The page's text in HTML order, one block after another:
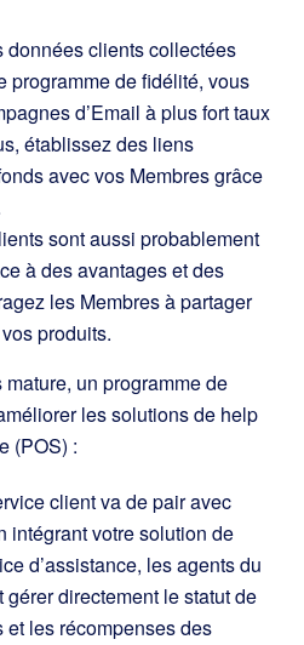
données clients collectées
programme de fidélité, vous
d’Email à plus fort taux
établissez des liens
avec vos Membres grâce
sont aussi probablement
à des avantages et des
les Membres à partager
produits.
un programme de
les solutions de help
(POS) :
client va de pair avec
intégrant votre solution de
d’assistance, les agents du
directement le statut de
les récompenses des